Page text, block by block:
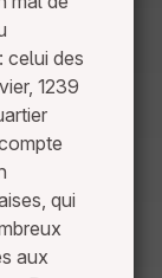
celui des
1239
qui
aux